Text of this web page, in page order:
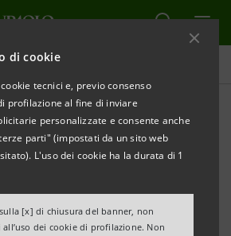
di cookie
tecnici e, previo consenso
profilazione al fine di inviare
personalizzate e consente anche
parti" (impostati da un sito web
L'uso dei cookie ha la durata di 1
[x] di chiusura del banner, non
all’uso dei cookie di profilazione. Non
PRESENTAZIONE DELLA PRIMA
ALLA CARICA DI CONSIGLIERE
2010– Si comunica che, in